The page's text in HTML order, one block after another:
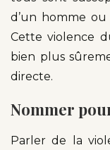
d’un homme ou
Cette violence
bien plus
directe.
Nommer
Parler de la